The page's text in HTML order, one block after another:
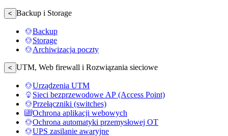
< Backup i Storage
Backup
Storage
Archiwizacja poczty
< UTM, Web firewall i Rozwiązania sieciowe
Urządzenia UTM
Sieci bezprzewodowe AP (Access Point)
Przełączniki (switches)
Ochrona aplikacji webowych
Ochrona automatyki przemysłowej OT
UPS zasilanie awaryjne